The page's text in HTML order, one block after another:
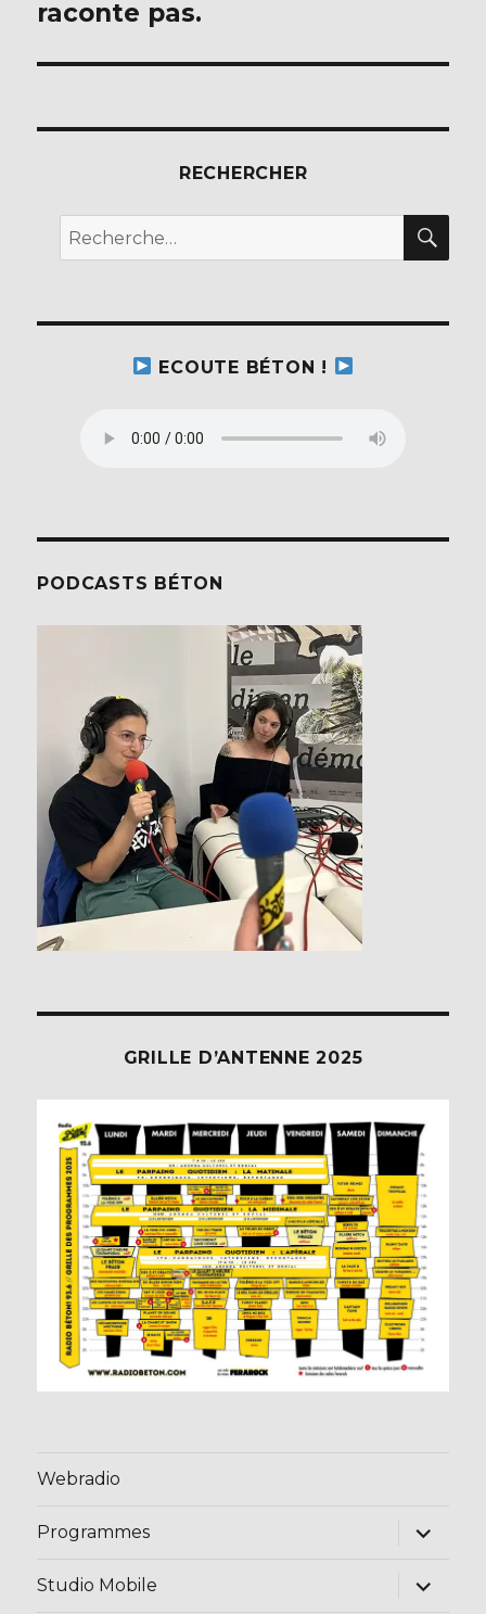
raconte pas.
RECHERCHER
Recherche
pour :
ECOUTE BÉTON !
PODCASTS BÉTON
GRILLE D’ANTENNE 2025
Webradio
Programmes
ouvrir
menu
Studio Mobile
ouvrir